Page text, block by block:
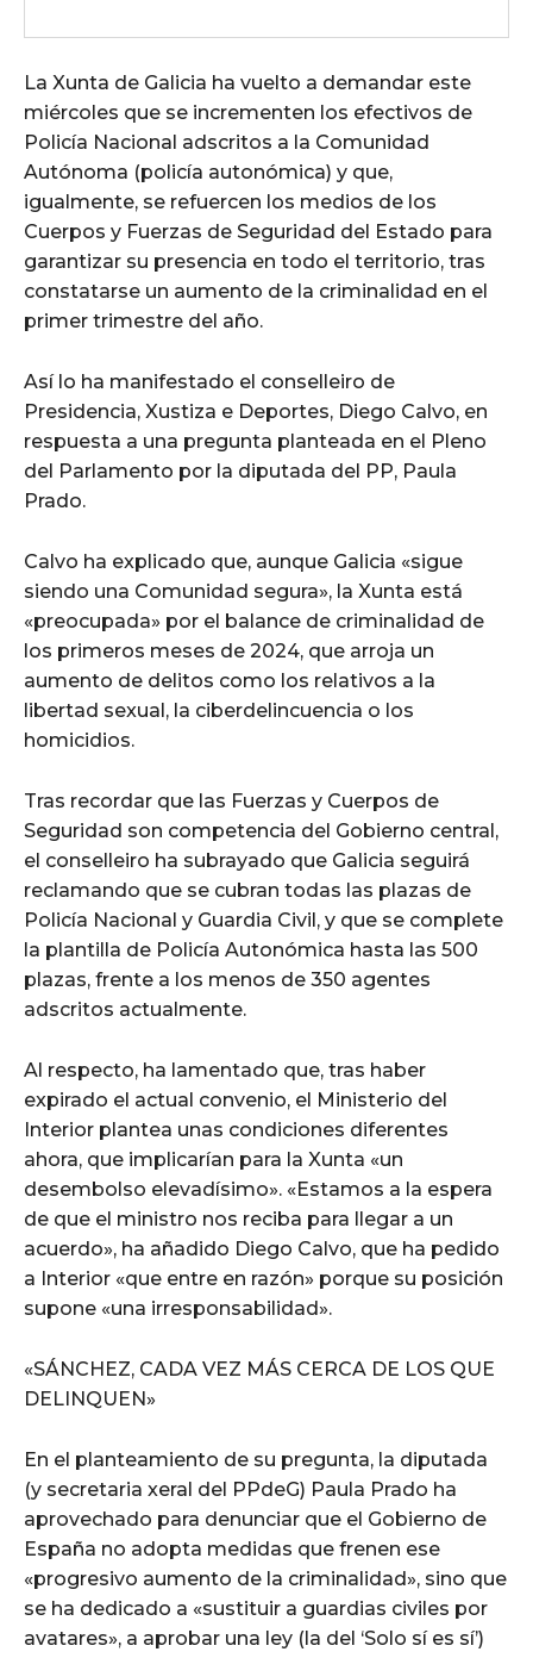
La Xunta de Galicia ha vuelto a demandar este
miércoles que se incrementen los efectivos de
Policía Nacional adscritos a la Comunidad
Autónoma (policía autonómica) y que,
igualmente, se refuercen los medios de los
Cuerpos y Fuerzas de Seguridad del Estado para
garantizar su presencia en todo el territorio, tras
constatarse un aumento de la criminalidad en el
primer trimestre del año.
Así lo ha manifestado el conselleiro de
Presidencia, Xustiza e Deportes, Diego Calvo, en
respuesta a una pregunta planteada en el Pleno
del Parlamento por la diputada del PP, Paula
Prado.
Calvo ha explicado que, aunque Galicia «sigue
siendo una Comunidad segura», la Xunta está
«preocupada» por el balance de criminalidad de
los primeros meses de 2024, que arroja un
aumento de delitos como los relativos a la
libertad sexual, la ciberdelincuencia o los
homicidios.
Tras recordar que las Fuerzas y Cuerpos de
Seguridad son competencia del Gobierno central,
el conselleiro ha subrayado que Galicia seguirá
reclamando que se cubran todas las plazas de
Policía Nacional y Guardia Civil, y que se complete
la plantilla de Policía Autonómica hasta las 500
plazas, frente a los menos de 350 agentes
adscritos actualmente.
Al respecto, ha lamentado que, tras haber
expirado el actual convenio, el Ministerio del
Interior plantea unas condiciones diferentes
ahora, que implicarían para la Xunta «un
desembolso elevadísimo». «Estamos a la espera
de que el ministro nos reciba para llegar a un
acuerdo», ha añadido Diego Calvo, que ha pedido
a Interior «que entre en razón» porque su posición
supone «una irresponsabilidad».
«SÁNCHEZ, CADA VEZ MÁS CERCA DE LOS QUE
DELINQUEN»
En el planteamiento de su pregunta, la diputada
(y secretaria xeral del PPdeG) Paula Prado ha
aprovechado para denunciar que el Gobierno de
España no adopta medidas que frenen ese
«progresivo aumento de la criminalidad», sino que
se ha dedicado a «sustituir a guardias civiles por
avatares», a aprobar una ley (la del ‘Solo sí es sí’)